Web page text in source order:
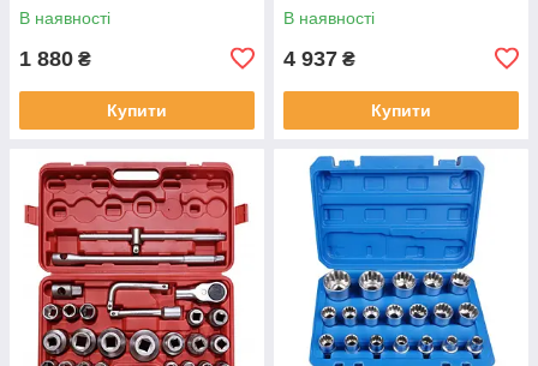
В наявності
1 880 ₴
Купити
В наявності
4 937 ₴
Купити